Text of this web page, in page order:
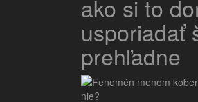
ako si to
usporiadať
prehľadne